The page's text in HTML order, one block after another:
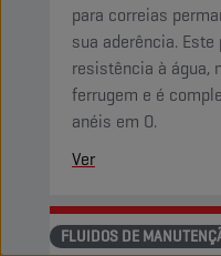
para correias
sua aderência.
resistência à água,
ferrugem e é
anéis em O.
Ver
FLUIDOS DE